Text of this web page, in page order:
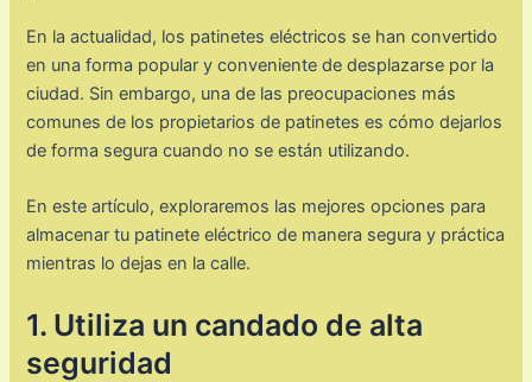
En la actualidad, los patinetes eléctricos se han convertido
en una forma popular y conveniente de desplazarse por la
ciudad. Sin embargo, una de las preocupaciones más
comunes de los propietarios de patinetes es cómo dejarlos
de forma segura cuando no se están utilizando.
En este artículo, exploraremos las mejores opciones para
almacenar tu patinete eléctrico de manera segura y práctica
mientras lo dejas en la calle.
1. Utiliza un candado de alta
seguridad